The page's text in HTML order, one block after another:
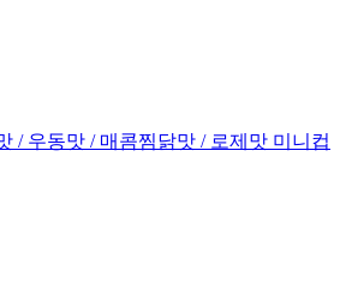
/ 우동맛 / 매콤찜닭맛 / 로제맛 미니컵